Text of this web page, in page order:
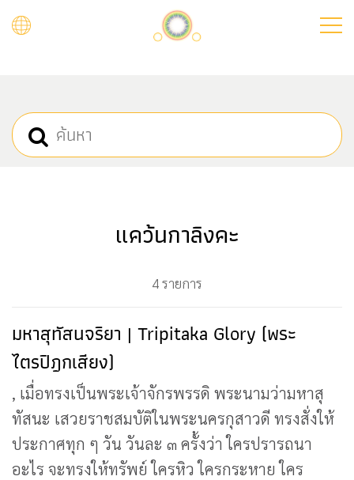
แคว้นกาลิงคะ
4 รายการ
มหาสุทัสนจริยา | Tripitaka Glory (พระ
ไตรปิฎกเสียง)
, เมื่อทรงเป็นพระเจ้าจักรพรรดิ พระนามว่ามหาสุ
ทัสนะ เสวยราชสมบัติในพระนครกุสาวดี ทรงสั่งให้
ประกาศทุก ๆ วัน วันละ ๓ ครั้งว่า ใครปรารถนา
อะไร จะทรงให้ทรัพย์ ใครหิว ใครกระหาย ใคร